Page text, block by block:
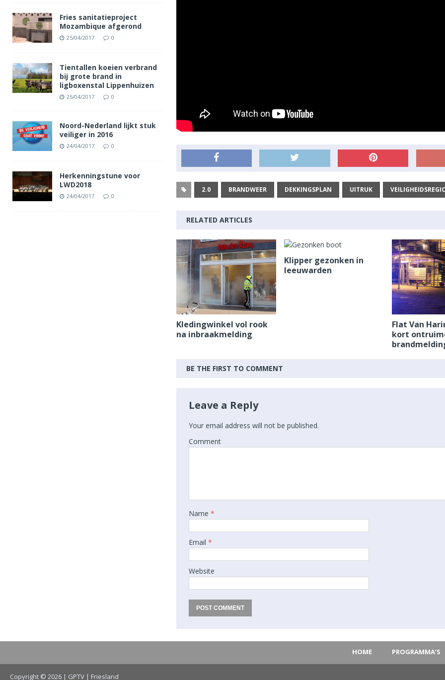
2.0 BRANDWEER DEKKINGSPLAN UITRUK
RELATED ARTICLES
Kledingwinkel vol rook
na inbraakmelding
Klipper gezonken in
leeuwarden
Flat Van
kort
BE THE FIRST TO COMMENT
Leave a Reply
Your email address will not be published.
Comment
Name *
Email *
Website
Fries sanitatieproject
Mozambique afgerond
25/04/2017 0
Tientallen koeien verbrand
bij grote brand in
ligboxenstal Lippenhuizen
25/04/2017 0
Noord-Nederland lijkt stuk
veiliger in 2016
24/04/2017 0
Herkenningstune voor
LWD2018
24/04/2017 0
HOME PROGRAMMA’S
Copyright © 2026 | GPTV | Friesland